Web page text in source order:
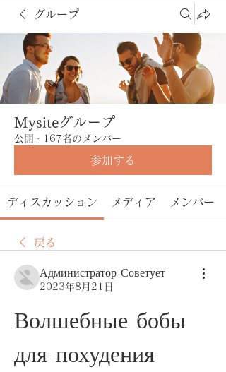
グループ
Mysiteグループ
公開 · 167名のメンバー
参加する
ディスカッション メディア メンバー
戻る
Администратор Советует
2023年8月21日
Волшебные бобы
для похудения